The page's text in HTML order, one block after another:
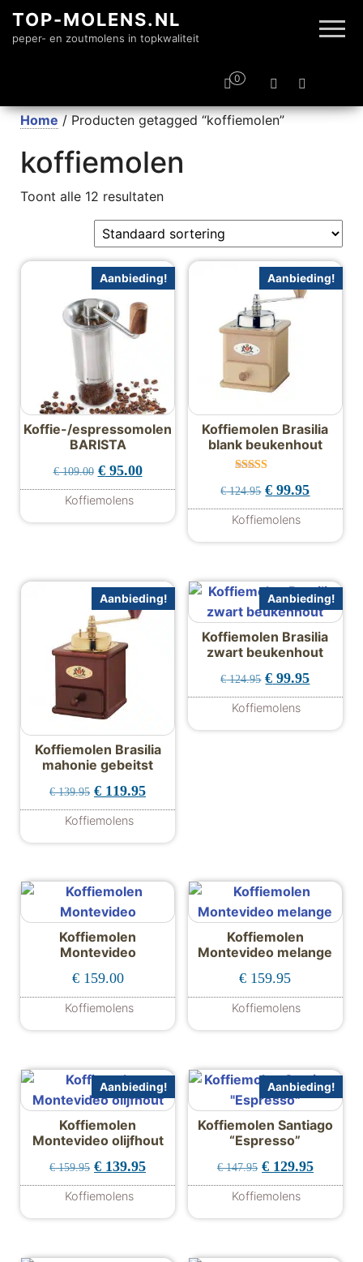
TOP-MOLENS.NL
peper- en zoutmolens in topkwaliteit
0
Home / Producten getagged “koffiemolen”
koffiemolen
Toont alle 12 resultaten
Aanbieding!
Koffie-/espressomolen
BARISTA
€109.00 Oorspronkelijke prijs was: € 109.00.
€95.00Huidige prijs is: € 95.00.
Koffiemolens
Aanbieding!
Koffiemolen Brasilia
blank beukenhout
d
uit 5
€124.95 € 99.95Huidige
Koffiemolens
Aanbieding!
Koffiemolen Brasilia
mahonie gebeitst
€139.95 Oorspronkelijke prijs was: € 139.95.
€ 119.95Huidige prijs is: € 119.95.
Koffiemolens
Aanbieding!
Koffiemolen Brasilia
zwart beukenhout
€124.95 € 99.95Huidige
Koffiemolens
Koffiemolen
Montevideo
€159.00
Koffiemolens
Koffiemolen
Montevideo melange
€ 159.95
Koffiemolens
Aanbieding!
Koffiemolen
Montevideo olijfhout
€159.95 Oorspronkelijke prijs was: € 159.95.
€ 139.95Huidige prijs is: € 139.95.
Koffiemolens
Aanbieding!
Koffiemolen Santiago
“Espresso”
€147.95 Oorspronkelijke
€129.95
Koffiemolens